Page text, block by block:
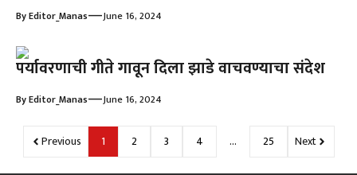
ByEditor_Manas—June 16, 2024
पर्यावरणाची गीते गावून दिला झाडे वाचवण्याचा संदेश
ByEditor_Manas—June 16, 2024
Previous 1 2 3 4 … 25 Next